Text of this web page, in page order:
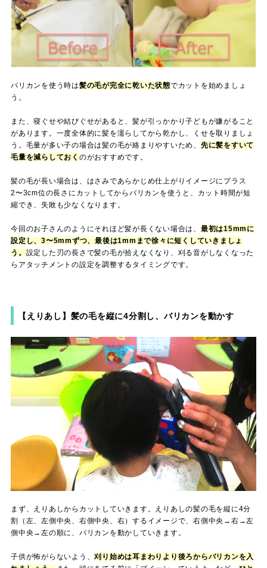
バリカンを使う時は髪の毛が完全に乾いた状態でカットを始めましょ
う。
また、寝ぐせや結びぐせがあると、髪が引っかかり子どもが嫌がること
があります。一度全体的に髪を濡らしてから乾かし、くせを取りましょ
う。毛量が多い子の場合は髪の毛が絡まりやすいため、 先に髪をすいて
毛量を減らしておく のがおすすめです。
髪の毛が長い場合は、はさみであらかじめ仕上がりイメージにプラス
2〜3cm位の長さにカットしてからバリカンを使うと、カット時間が短
縮でき、失敗も少なくなります。
今回のお子さんのようにそれほど髪が長くない場合は、 最初は15mmに
設定し、3〜5mmずつ、最後は1mmまで徐々に短くしていきましょ
う。 設定した刃の長さで髪の毛が拾えなくなり、刈る音がしなくなった
らアタッチメントの設定を調整するタイミングです。
【えりあし】髪の毛を縦に4分割し、バリカンを動かす
まず、えりあしからカットしていきます。えりあしの髪の毛を縦に4分
割（左、左側中央、右側中央、右）するイメージで、右側中央→右→左
側中央→左の順に、バリカンを動かしていきます。
子供が怖がらないよう、刈り始めは耳まわりより後ろからバリカンを入